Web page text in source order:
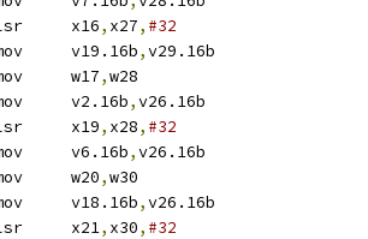
	lsr	x16
, x27, #32
	mov	v19.16b
,v29.16b
	mov	w17
,w28
	mov	v2.16b
,v26.16b
	lsr	x19
, x28, #32
	mov	v6.16b
,v26.16b
	mov	w20
,w30
	mov	v18.16b
,v26.16b
	lsr	x21
, x30, #32